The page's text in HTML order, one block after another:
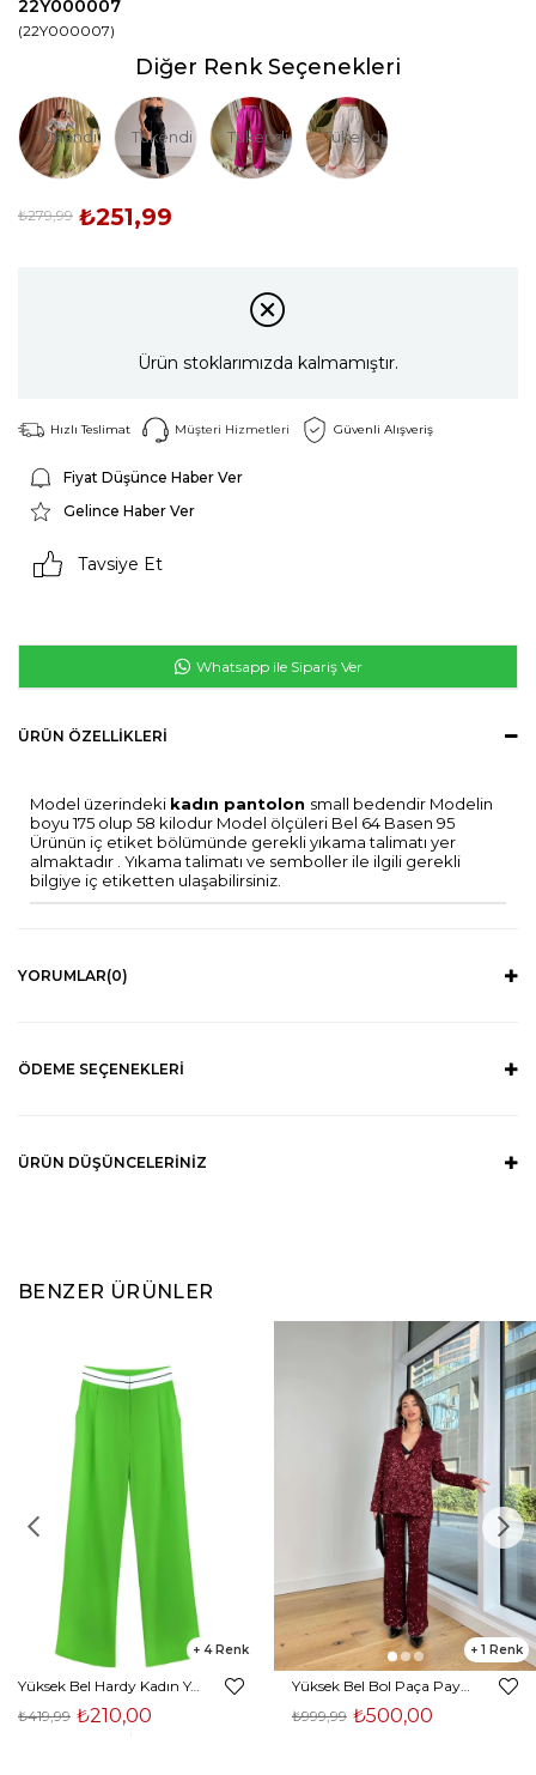
22Y000007
(22Y000007)
Diğer Renk Seçenekleri
Tükendi Tükendi Tükendi Tükendi
₺279,99 ₺251,99
Ürün stoklarımızda kalmamıştır.
Hızlı Teslimat Müşteri Hizmetleri Güvenli Alışveriş
Fiyat Düşünce Haber Ver
Gelince Haber Ver
Tavsiye Et
Whatsapp ile Sipariş Ver
ÜRÜN ÖZELLIKLERI
Model üzerindeki kadın pantolon small bedendir Modelin
boyu 175 olup 58 kilodur Model ölçüleri Bel 64 Basen 95
Ürünün iç etiket bölümünde gerekli yıkama talimatı yer
almaktadır . Yıkama talimatı ve semboller ile ilgili gerekli
bilgiye iç etiketten ulaşabilirsiniz.
YORUMLAR(0)
ÖDEME SEÇENEKLERI
ÜRÜN DÜŞÜNCELERINIZ
BENZER ÜRÜNLER
4
Yüksek Bel Hardy Kadın Yeşil Palazzo Pantolon 23K000407
₺210,00
₺419,99
1
₺500,00
₺999,99